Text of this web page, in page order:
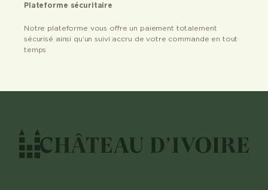
Plateforme sécuritaire
Notre plateforme vous offre un paiement totalement
sécurisé ainsi qu’un suivi accru de votre commande en tout
temps